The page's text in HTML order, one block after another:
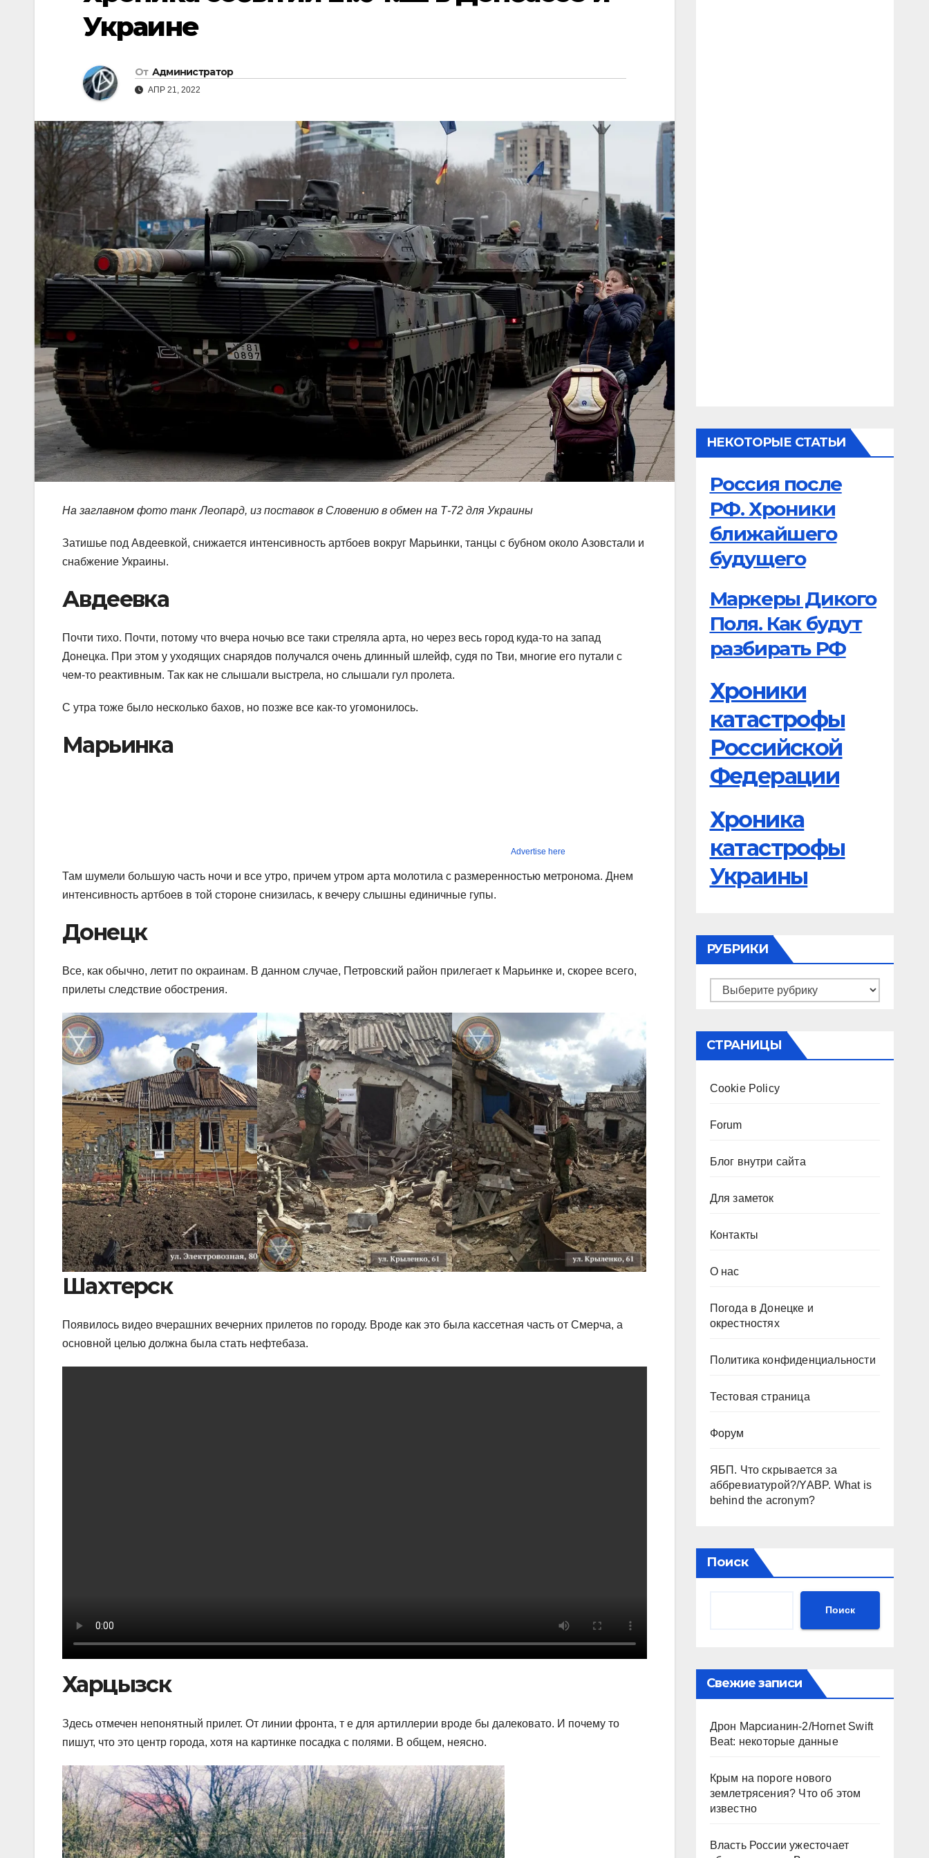
Украине
От Администратор
АПР 21, 2022
На заглавном фото танк Леопард, из поставок в Словению в обмен на Т-72 для Украины
Затишье под Авдеевкой, снижается интенсивность артбоев вокруг Марьинки, танцы с бубном около Азовстали и
снабжение Украины.
Авдеевка
Почти тихо. Почти, потому что вчера ночью все таки стреляла арта, но через весь город куда-то на запад
Донецка. При этом у уходящих снарядов получался очень длинный шлейф, судя по Тви, многие его путали с
чем-то реактивным. Так как не слышали выстрела, но слышали гул пролета.
С утра тоже было несколько бахов, но позже все как-то угомонилось.
Марьинка
Advertise here
Там шумели большую часть ночи и все утро, причем утром арта молотила с размеренностью метронома. Днем
интенсивность артбоев в той стороне снизилась, к вечеру слышны единичные гупы.
Донецк
Все, как обычно, летит по окраинам. В данном случае, Петровский район прилегает к Марьинке и, скорее всего,
прилеты следствие обострения.
Шахтерск
Появилось видео вчерашних вечерних прилетов по городу. Вроде как это была кассетная часть от Смерча, а
основной целью должна была стать нефтебаза.
Харцызск
Здесь отмечен непонятный прилет. От линии фронта, т е для артиллерии вроде бы далековато. И почему то
пишут, что это центр города, хотя на картинке посадка с полями. В общем, неясно.
НЕКОТОРЫЕ СТАТЬИ
Россия после
РФ. Хроники
ближайшего
будущего
Маркеры Дикого
Поля. Как будут
разбирать РФ
Хроники
катастрофы
Российской
Федерации
Хроника
катастрофы
Украины
РУБРИКИ
Рубрики
СТРАНИЦЫ
Cookie Policy
Forum
Блог внутри сайта
Для заметок
Контакты
О нас
Погода в Донецке и
окрестностях
Политика конфиденциальности
Тестовая страница
Форум
ЯБП. Что скрывается за
аббревиатурой?/YABP. What is
behind the acronym?
Поиск
Поиск
Свежие записи
Дрон Марсианин-2/Hornet Swift
Beat: некоторые данные
Крым на пороге нового
землетрясения? Что об этом
известно
Власть России ужесточает